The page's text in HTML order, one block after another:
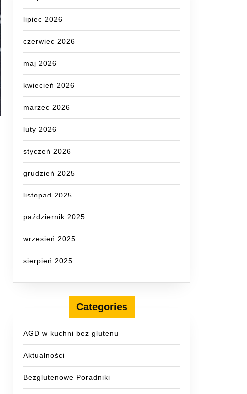
lipiec 2026
czerwiec 2026
maj 2026
kwiecień 2026
marzec 2026
luty 2026
styczeń 2026
grudzień 2025
listopad 2025
październik 2025
wrzesień 2025
sierpień 2025
Categories
AGD w kuchni bez glutenu
Aktualności
Bezglutenowe Poradniki